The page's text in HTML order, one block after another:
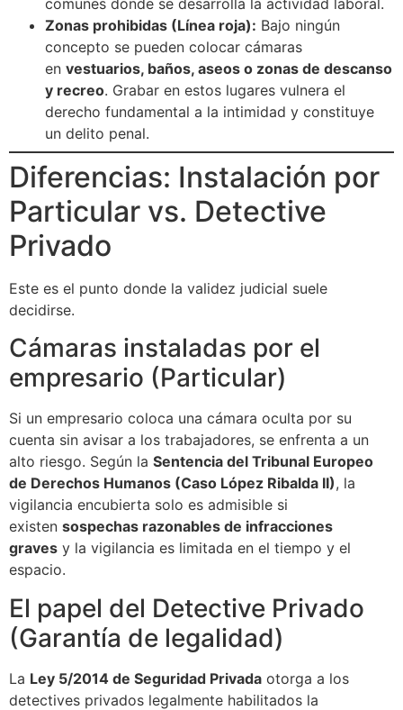
Zonas prohibidas (Línea roja): Bajo ningún
concepto se pueden colocar cámaras
en vestuarios, baños, aseos o zonas de descanso
y recreo. Grabar en estos lugares vulnera el
derecho fundamental a la intimidad y constituye
un delito penal.
Diferencias: Instalación por
Particular vs. Detective
Privado
Este es el punto donde la validez judicial suele
decidirse.
Cámaras instaladas por el
empresario (Particular)
Si un empresario coloca una cámara oculta por su
cuenta sin avisar a los trabajadores, se enfrenta a un
alto riesgo. Según la Sentencia del Tribunal Europeo
de Derechos Humanos (Caso López Ribalda II), la
vigilancia encubierta solo es admisible si
existen sospechas razonables de infracciones
graves y la vigilancia es limitada en el tiempo y el
espacio.
El papel del Detective Privado
(Garantía de legalidad)
La Ley 5/2014 de Seguridad Privada otorga a los
detectives privados legalmente habilitados la